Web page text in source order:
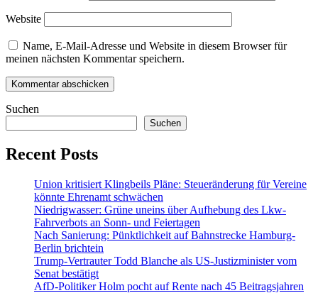
Website
Name, E-Mail-Adresse und Website in diesem Browser für
meinen nächsten Kommentar speichern.
Suchen
Suchen
Recent Posts
Union kritisiert Klingbeils Pläne: Steueränderung für Vereine
könnte Ehrenamt schwächen
Niedrigwasser: Grüne uneins über Aufhebung des Lkw-
Fahrverbots an Sonn- und Feiertagen
Nach Sanierung: Pünktlichkeit auf Bahnstrecke Hamburg-
Berlin brichtein
Trump-Vertrauter Todd Blanche als US-Justizminister vom
Senat bestätigt
AfD-Politiker Holm pocht auf Rente nach 45 Beitragsjahren